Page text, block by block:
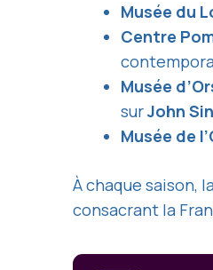
Musée du
Centre
Musée
surJohn
Musée de
À chaque saison,
consacrant la